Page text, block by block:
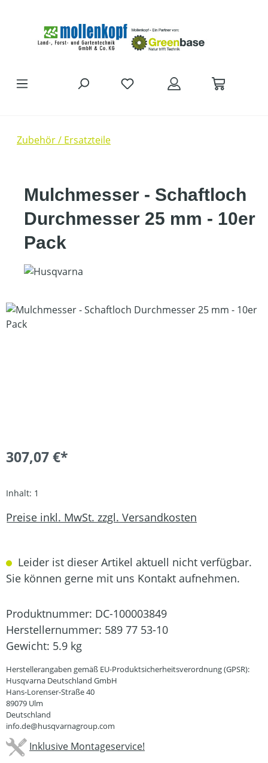
Zubehör / Ersatzteile
Mulchmesser - Schaftloch
Durchmesser 25 mm - 10er
Pack
Bildergalerie überspringen
307,07 €*
Inhalt: 1
Preise inkl. MwSt. zzgl. Versandkosten
Leider ist dieser Artikel aktuell nicht verfügbar.
Sie können gerne mit uns Kontakt aufnehmen.
Produktnummer: DC-100003849
Herstellernummer: 589 77 53-10
Gewicht: 5.9 kg
Herstellerangaben gemäß EU-Produktsicherheitsverordnung (GPSR):
Husqvarna Deutschland GmbH
Hans-Lorenser-Straße 40
89079 Ulm
Deutschland
info.de@husqvarnagroup.com
Inklusive Montageservice!